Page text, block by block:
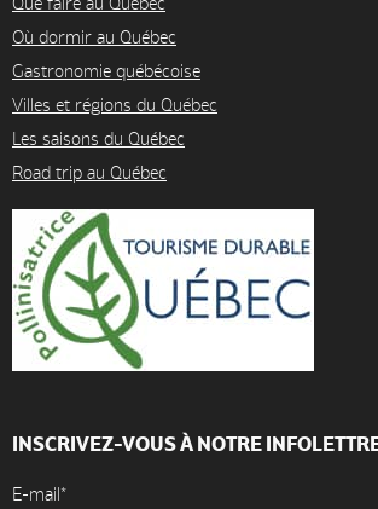
Où dormir au Québec
Gastronomie québécoise
Villes et régions du Québec
Les saisons du Québec
Road trip au Québec
INSCRIVEZ-VOUS À NOTRE
E-mail*